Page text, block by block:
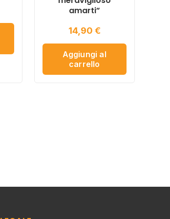
amarti”
14,90 €
Aggiungi al
carrello